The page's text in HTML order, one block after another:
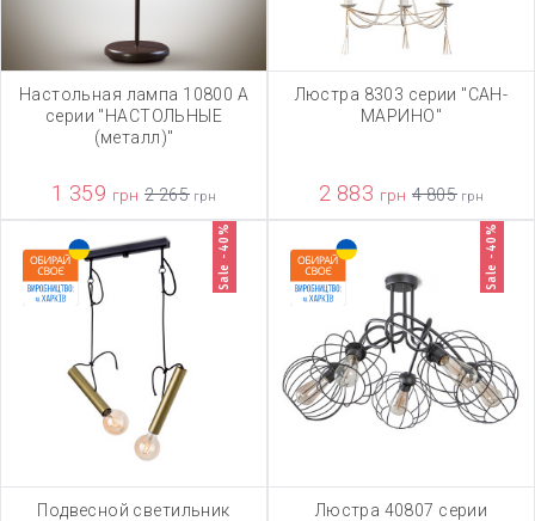
Настольная лампа 10800 А
серии "НАСТОЛЬНЫЕ
(металл)"
1 359 грн 2 265 грн
Люстра 8303 серии "САН-
МАРИНО"
2 883 грн 4 805 грн
Sale -40%
Подвесной светильник
Sale -40%
Люстра 40807 серии